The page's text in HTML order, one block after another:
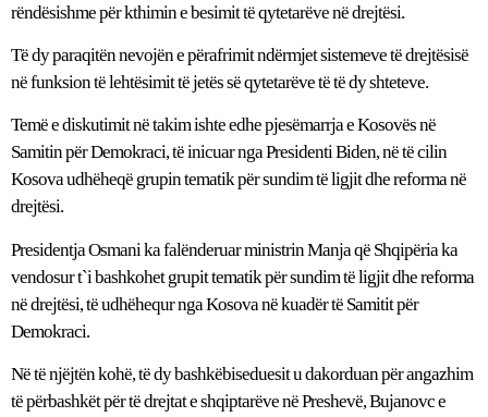
rëndësishme për kthimin e besimit të qytetarëve në drejtësi.
Të dy paraqitën nevojën e përafrimit ndërmjet sistemeve të drejtësisë
në funksion të lehtësimit të jetës së qytetarëve të të dy shteteve.
Temë e diskutimit në takim ishte edhe pjesëmarrja e Kosovës në
Samitin për Demokraci, të inicuar nga Presidenti Biden, në të cilin
Kosova udhëheqë grupin tematik për sundim të ligjit dhe reforma në
drejtësi.
Presidentja Osmani ka falënderuar ministrin Manja që Shqipëria ka
vendosur t`i bashkohet grupit tematik për sundim të ligjit dhe reforma
në drejtësi, të udhëhequr nga Kosova në kuadër të Samitit për
Demokraci.
Në të njëjtën kohë, të dy bashkëbiseduesit u dakorduan për angazhim
të përbashkët për të drejtat e shqiptarëve në Preshevë, Bujanovc e